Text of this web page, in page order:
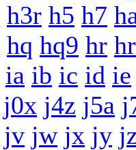
h3r h5 h7
hq hq9 hr
ia ib ic id ie
j0x j4z j5a
jv jw jx jy